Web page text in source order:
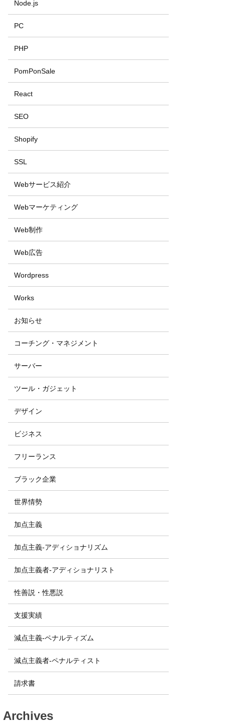
Node.js
PC
PHP
PomPonSale
React
SEO
Shopify
SSL
Webサービス紹介
Webマーケティング
Web制作
Web広告
Wordpress
Works
お知らせ
コーチング・マネジメント
サーバー
ツール・ガジェット
デザイン
ビジネス
フリーランス
ブラック企業
世界情勢
加点主義
加点主義-アディショナリズム
加点主義者-アディショナリスト
性善説・性悪説
支援実績
減点主義-ペナルティズム
減点主義者-ペナルティスト
請求書
Archives